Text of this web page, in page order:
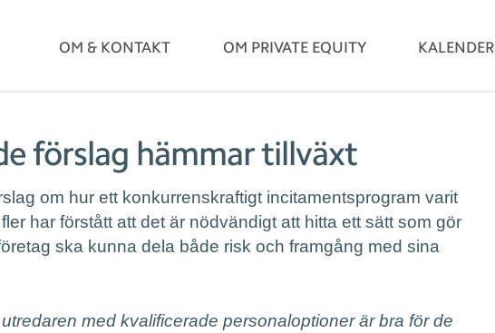
OM & KONTAKT OM PRIVATE EQUITY KALENDER
förslag hämmar tillväxt
om hur ett konkurrenskraftigt incitamentsprogram varit
har förstått att det är nödvändigt att hitta ett sätt som gör
ska kunna dela både risk och framgång med sina
med kvalificerade personaloptioner är bra för de